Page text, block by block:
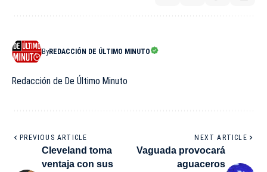
ByREDACCIÓN DE ÚLTIMO MINUTO
Redacción de De Último Minuto
PREVIOUS ARTICLE
Cleveland toma
ventaja con sus
NEXT ARTICLE
Vaguada provocará
aguaceros